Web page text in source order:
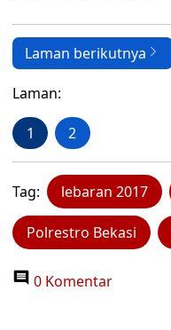
Laman berikutnya
Laman:
1 2
Tag: lebaran 2017
Polrestro Bekasi
0 Komentar